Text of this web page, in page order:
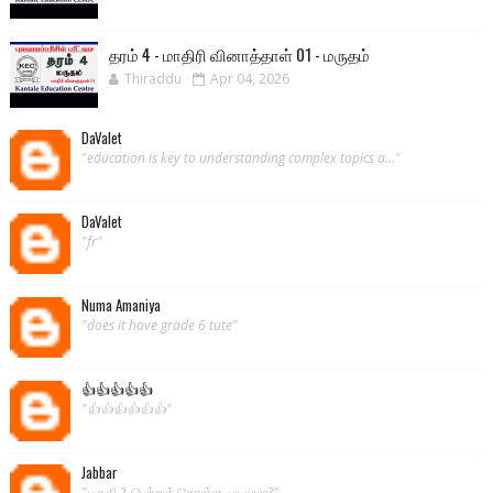
தரம் 4 - மாதிரி வினாத்தாள் 01 - மருதம்
Thiraddu Apr 04, 2026
DaValet
"education is key to understanding complex topics a..."
DaValet
"fr"
Numa Amaniya
"does it have grade 6 tute"
👍👍👍👍👍
"👍👍👍👍👍👍"
Jabbar